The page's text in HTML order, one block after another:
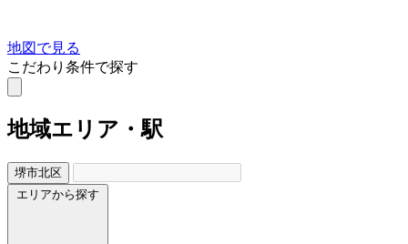
地図で見る
こだわり条件で探す
地域エリア・駅
堺市北区
エリアから探す